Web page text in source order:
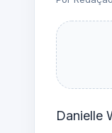
Danielle